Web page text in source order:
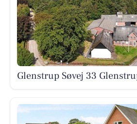
Glenstrup Søvej 33